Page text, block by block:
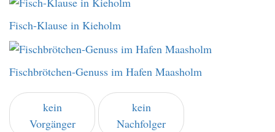
Fisch-Klause in Kieholm
Fischbrötchen-Genuss im Hafen Maasholm
kein
Vorgänger
kein
Nachfolger